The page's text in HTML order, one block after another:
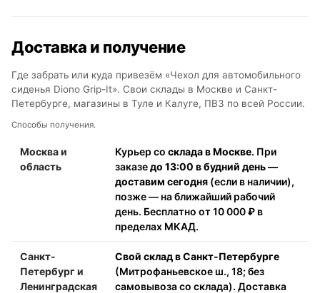
Доставка и получение
Где забрать или куда привезём «Чехол для автомобильного
сиденья Diono Grip-It». Свои склады в Москве и Санкт-
Петербурге, магазины в Туле и Калуге, ПВЗ по всей России.
Способы получения.
Москва и
область
Курьер со склада в Москве. При
заказедо 13:00 в будний день —
доставим сегодня (если в наличии),
позже — на ближайший рабочий
день. Бесплатно от 10 000 ₽ в
пределах МКАД.
Санкт-
Петербург и
Ленинградская
Свой склад в Санкт-Петербурге
(Митрофаньевское ш., 18; без
самовывоза со склада). Доставка